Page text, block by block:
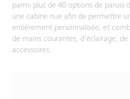
parmi plus de 40 options de parois
une cabine nue afin de permettre
entièrement personnalisée, et
de mains courantes, d'éclairage,
accessoires.